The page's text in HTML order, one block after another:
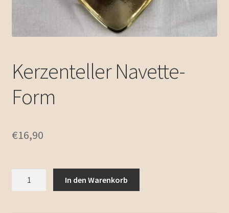
Kerzenteller Navette-
Form
€16,90
In den Warenkorb